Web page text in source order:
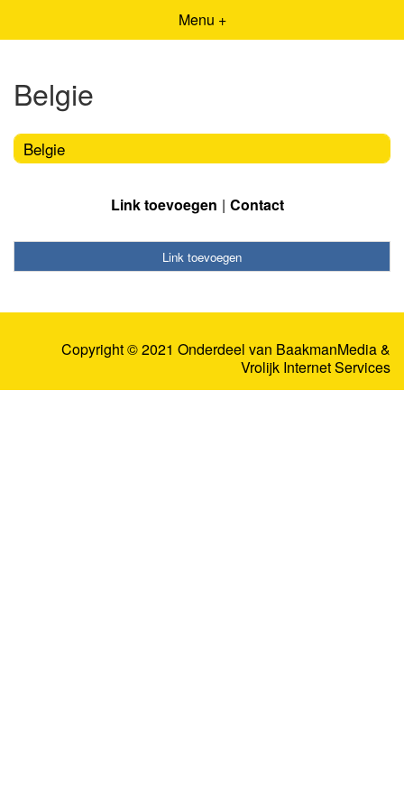
Menu +
Belgie
Belgie
Link toevoegen Contact
Link toevoegen
Copyright © 2021 Onderdeel van BaakmanMedia&
Vrolijk Internet Services